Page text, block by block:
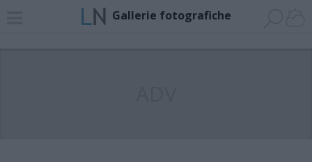
Gallerie fotografiche